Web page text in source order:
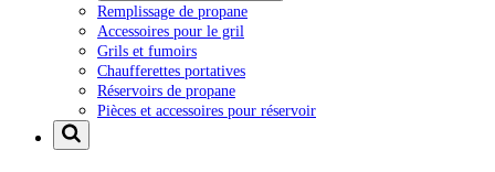
Remplissage de propane
Accessoires pour le gril
Grils et fumoirs
Chaufferettes portatives
Réservoirs de propane
Pièces et accessoires pour réservoir